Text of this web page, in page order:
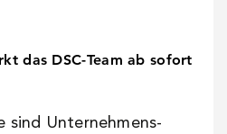
das DSC-Team ab sofort
sind Unternehmens-